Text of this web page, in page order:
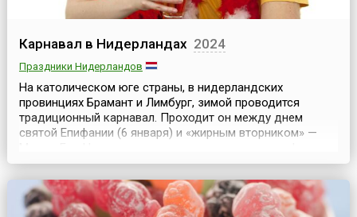
Карнавал в Нидерландах 2024
Праздники Нидерландов
На католическом юге страны, в нидерландских
провинциях Брамант и Лимбург, зимой проводится
традиционный карнавал. Проходит он между днем
святой Епифании (6 января) и «жирным вторником» —
или начале марта, за 40 дней до Пасхи, обычно в
воскресенье и длится три дня. Дни карнавала
предшествуют Великому посту. Традиция карнавала
очень старая, ...